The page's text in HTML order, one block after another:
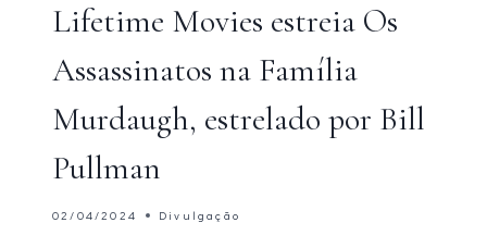
Lifetime Movies estreia Os
Assassinatos na Família
Murdaugh, estrelado por Bill
Pullman
02/04/2024 Divulgação